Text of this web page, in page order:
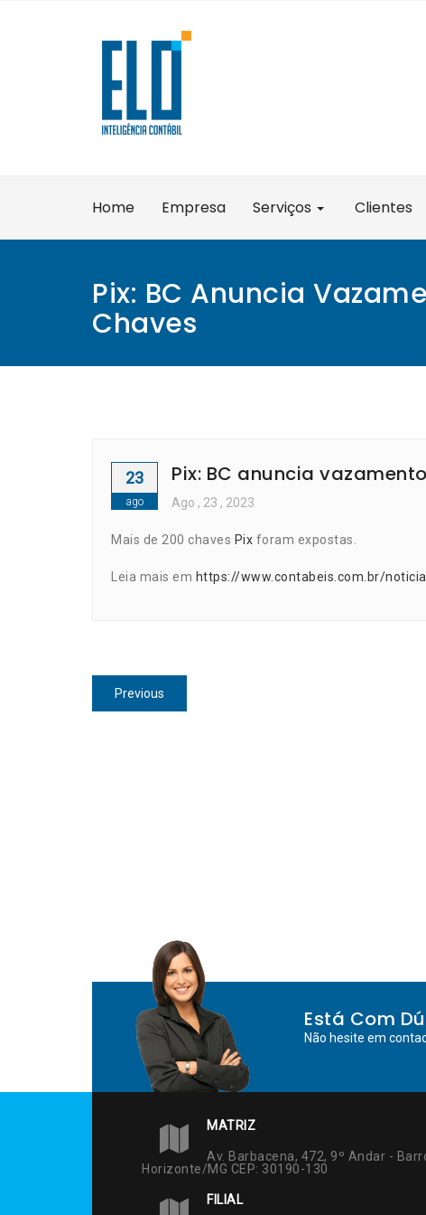
Home Empresa Serviços Clientes
Pix: BC Anuncia
Chaves
23
ago
Pix: BC anuncia
Ago , 23 , 2023
Mais de 200 chaves Pix foram expostas.
Leia mais em https://www.contabeis.com.br/
Navegação
de
Previous
post:
Está Com
Não hesite em
MATRIZ
Av. Barbacena, 472, 9º Andar -
Horizonte/MG CEP: 30190-130
FILIAL